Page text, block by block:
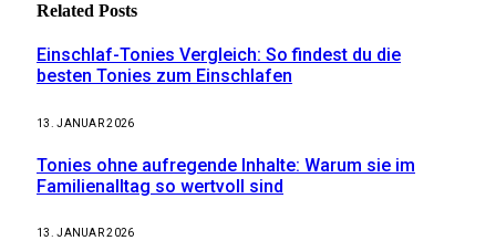
Related Posts
Einschlaf-Tonies Vergleich: So findest du die
besten Tonies zum Einschlafen
13. JANUAR 2026
Tonies ohne aufregende Inhalte: Warum sie im
Familienalltag so wertvoll sind
13. JANUAR 2026